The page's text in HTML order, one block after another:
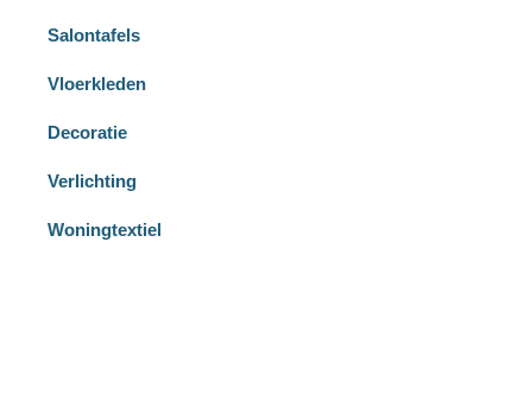
Salontafels
Vloerkleden
Decoratie
Verlichting
Woningtextiel